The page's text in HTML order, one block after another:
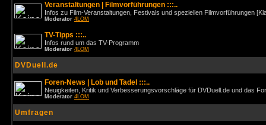
Veranstaltungen | Filmvorführungen :::..
Infos zu Film-Veranstaltungen, Festivals und speziellen Filmvorführungen
Moderator 4LOM
TV-Tipps :::..
Infos rund um das TV-Programm
Moderator 4LOM
DVDuell.de
Foren-News | Lob und Tadel :::..
Neuigkeiten, Kritik und Verbesserungsvorschläge für DVDuell.de und das
Moderator 4LOM
Umfragen